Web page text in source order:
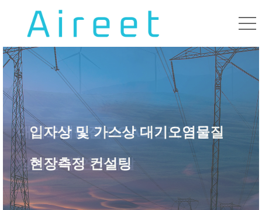
대기오염물질 DOAS 원격측정
장비판매/연구개발
입자상 및 가스상 대기오염물질
현장측정 컨설팅
대기오염물질 측정방식 향상:
원격측정 전환